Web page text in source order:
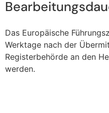
Das Europäische
Werktage nach der
Registerbehörde an den
werden.